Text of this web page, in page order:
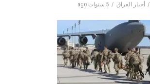
أخبار العراق 5 سنوات ago